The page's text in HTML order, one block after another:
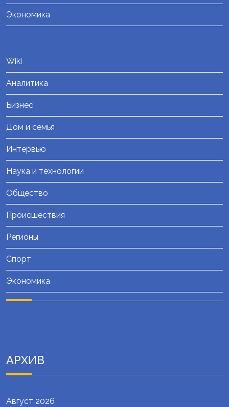
Экономика
Wiki
Аналитика
Бизнес
Дом и семья
Интервью
Наука и технологии
Общество
Происшествия
Регионы
Спорт
Экономика
АРХИВ
Август 2026